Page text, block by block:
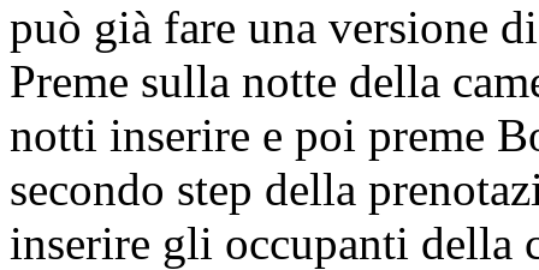
può già fare una versione
Preme sulla notte della
notti inserire e poi preme
secondo step della
inserire gli occupanti della